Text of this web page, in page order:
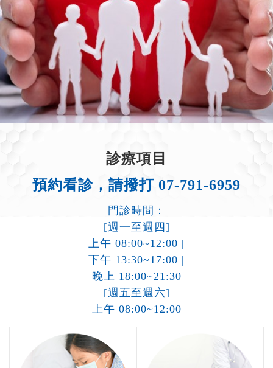
診療項目
預約看診，請撥打 07-791-6959
門診時間：
[週一至週四]
上午 08:00~12:00 |
下午 13:30~17:00 |
晚上 18:00~21:30
[週五至週六]
上午 08:00~12:00